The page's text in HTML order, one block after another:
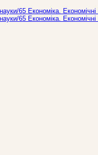
65 Економіка.
65 Економіка.